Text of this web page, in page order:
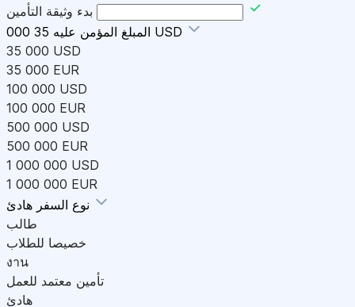
بدء وثيقة التأمين
المبلغ المؤمن عليه 35 000 USD
35 000 USD
35 000 EUR
100 000 USD
100 000 EUR
500 000 USD
500 000 EUR
1 000 000 USD
1 000 000 EUR
نوع السفر
طالب
خصيصا للطلاب
งาน
تأمين معتمد للعمل
هادئ